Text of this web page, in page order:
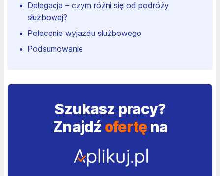
Delegacja – czym różni się od podróży
służbowej?
Polecenie wyjazdu służbowego
Podsumowanie
Szukasz pracy?
Znajdź ofertęna